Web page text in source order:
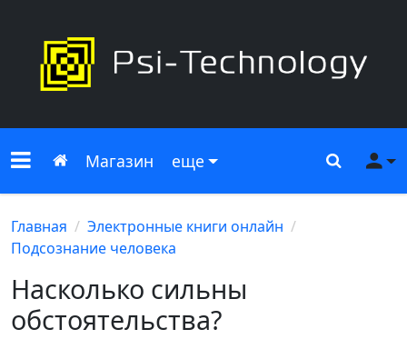
Меню сайта
Главная
Магазин еще Поиск
Главная
Электронные книги онлайн
Подсознание человека
Насколько сильны
обстоятельства?